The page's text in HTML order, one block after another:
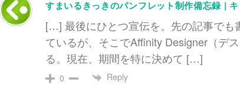
すまいるきっきのパンフレット制作備忘録 |
[…] 最後にひとつ宣伝を。先の記事でも
ているが、そこでAffinity Designer（デ
る。現在、期間を特に決めて […]
0 Reply